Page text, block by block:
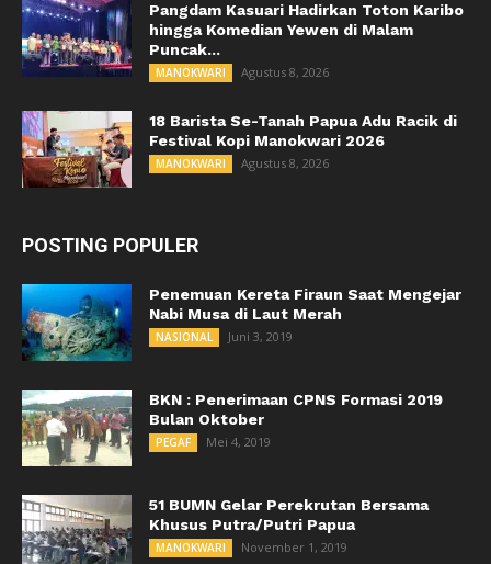
Pangdam Kasuari Hadirkan Toton Karibo
hingga Komedian Yewen di Malam
Puncak...
MANOKWARI Agustus 8, 2026
18 Barista Se-Tanah Papua Adu Racik di
Festival Kopi Manokwari 2026
MANOKWARI Agustus 8, 2026
POSTING POPULER
Penemuan Kereta Firaun Saat Mengejar
Nabi Musa di Laut Merah
NASIONAL Juni 3, 2019
BKN : Penerimaan CPNS Formasi 2019
Bulan Oktober
PEGAF Mei 4, 2019
51 BUMN Gelar Perekrutan Bersama
Khusus Putra/Putri Papua
MANOKWARI November 1, 2019